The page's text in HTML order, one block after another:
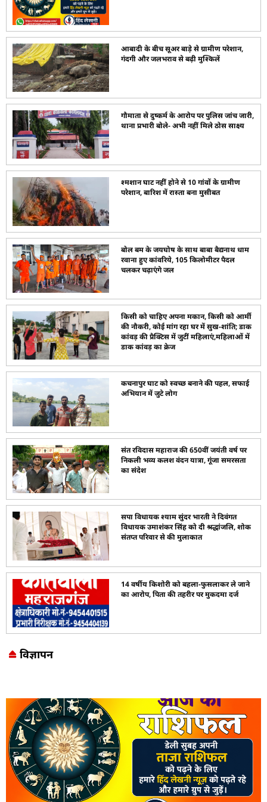
आबादी के बीच सूअर बाड़े से ग्रामीण परेशान,
गंदगी और जलभराव से बढ़ी मुश्किलें
गौमाता से दुष्कर्म के आरोप पर पुलिस जांच जारी,
थाना प्रभारी बोले- अभी नहीं मिले ठोस साक्ष्य
श्मशान घाट नहीं होने से 10 गांवों के ग्रामीण
परेशान, बारिश में रास्ता बना मुसीबत
बोल बम के जयघोष के साथ बाबा बैद्यनाथ धाम
रवाना हुए कांवरिये, 105 किलोमीटर पैदल
चलकर चढ़ाएंगे जल
किसी को चाहिए अपना मकान, किसी को आर्मी
की नौकरी, कोई मांग रहा घर में सुख-शांति; डाक
कांवड़ की प्रैक्टिस में जुटीं महिलाएं,महिलाओं में
डाक कांवड़ का क्रेज
कचनापुर घाट को स्वच्छ बनाने की पहल, सफाई
अभियान में जुटे लोग
संत रविदास महाराज की 650वीं जयंती वर्ष पर
निकली भव्य कलश वंदन यात्रा, गूंजा समरसता
का संदेश
सपा विधायक श्याम सुंदर भारती ने दिवंगत
विधायक उमाशंकर सिंह को दी श्रद्धांजलि, शोक
संतप्त परिवार से की मुलाकात
14 वर्षीय किशोरी को बहला-फुसलाकर ले जाने
का आरोप, पिता की तहरीर पर मुकदमा दर्ज
विज्ञापन